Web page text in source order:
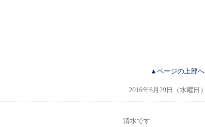
▲ページの上部へ
2016年6月29日（水曜日）
ます。 清水です